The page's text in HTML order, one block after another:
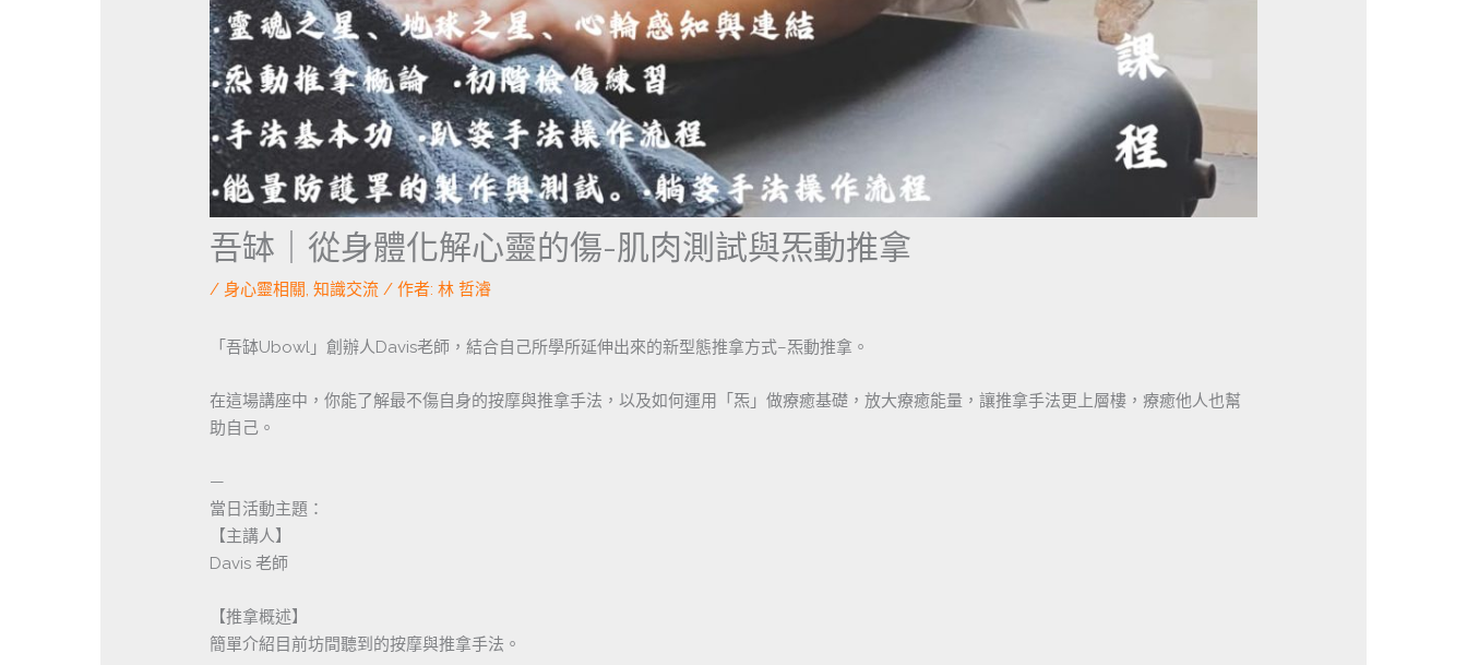
吾缽｜從身體化解心靈的傷-肌肉測試與炁動推拿
/ 身心靈相關,知識交流 / 作者:林 哲濬
「吾缽Ubowl」創辦人Davis老師，結合自己所學所延伸出來的新型態推拿方式–炁動推拿。
在這場講座中，你能了解最不傷自身的按摩與推拿手法，以及如何運用「炁」做療癒基礎，放大療癒能量，讓推拿手法更上層樓，療癒他人也幫
助自己。
—
當日活動主題：
【主講人】
Davis 老師
【推拿概述】
簡單介紹目前坊間聽到的按摩與推拿手法。